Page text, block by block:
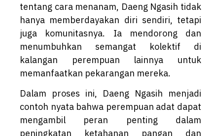
tentang cara menanam, Daeng Ngasih tidak
hanya memberdayakan diri sendiri, tetapi
juga komunitasnya. Ia mendorong dan
menumbuhkan semangat kolektif di
kalangan perempuan lainnya untuk
memanfaatkan pekarangan mereka.
Dalam proses ini, Daeng Ngasih menjadi
contoh nyata bahwa perempuan adat dapat
mengambil peran penting dalam
peningkatan ketahanan pangan dan